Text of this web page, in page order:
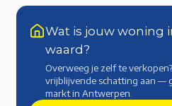
Wat is jouw woning
waard?
Overweeg je zelf te
vrijblijvende schatting aan —
marktin Antwerpen